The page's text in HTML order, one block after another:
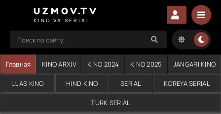
UZMOV.TV
KINO VA SERIAL
Главная KINO ARXIV KINO 2024 KINO 2025 JANGARI KINO
UJAS KINO HIND KINO SERIAL KOREYA SERIAL
TURK SERIAL